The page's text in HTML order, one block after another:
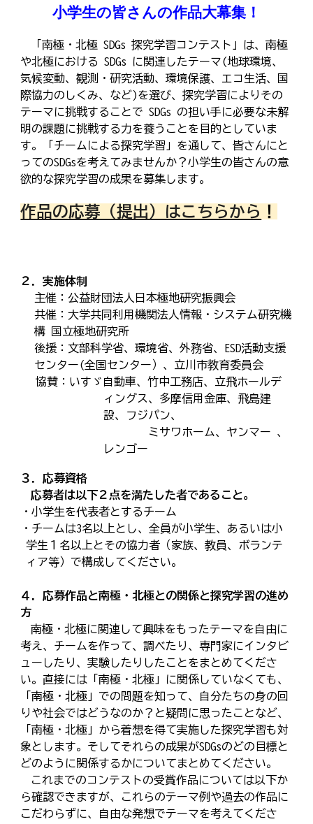
小学生の皆さんの作品大幕集！
「南極・北極 SDGs 探究学習コンテスト」は、南極
や北極における SDGs に関連したテーマ(地球環境、
気候変動、観測・研究活動、環境保護、エコ生活、国
際協力のしくみ、など)を選び、探究学習によりその
テーマに挑戦することで SDGs の担い手に必要な未解
明の課題に挑戦する力を養うことを目的としていま
す。「チームによる探究学習」を通して、皆さんにと
ってのSDGsを考えてみませんか？小学生の皆さんの意
欲的な探究学習の成果を募集します。
作品の応募（提出）はこちらから ！
２．実施体制
主催：公益財団法人日本極地研究振興会
共催：大学共同利用機関法人情報・システム研究機
構 国立極地研究所
後援：文部科学省、環境省、外務省、ESD活動支援
センター(全国センター）、立川市教育委員会
協賛：いすゞ自動車、竹中工務店、立飛ホールデ
ィングス、多摩信用金庫、飛島建
設、フジパン、
ミサワホーム、ヤンマー 、
レンゴー
３．応募資格
応募者は以下２点を満たした者であること。
・小学生を代表者とするチーム
・チームは3名以上とし、全員が小学生、あるいは小
学生１名以上とその協力者（家族、教員、ボランテ
ィア等）で構成してください。
４．応募作品と南極・北極との関係と探究学習の進め
方
南極・北極に関連して興味をもったテーマを自由に
考え、チームを作って、調べたり、専門家にインタビ
ューしたり、実験したりしたことをまとめてくださ
い。直接には「南極・北極」に関係していなくても、
「南極・北極」での問題を知って、自分たちの身の回
りや社会ではどうなのか？と疑問に思ったことなど、
「南極・北極」から着想を得て実施した探究学習も対
象とします。そしてそれらの成果がSDGsのどの目標と
どのように関係するかについてまとめてください。
これまでのコンテストの受賞作品については以下か
ら確認できますが、これらのテーマ例や過去の作品に
こだわらずに、自由な発想でテーマを考えてくださ